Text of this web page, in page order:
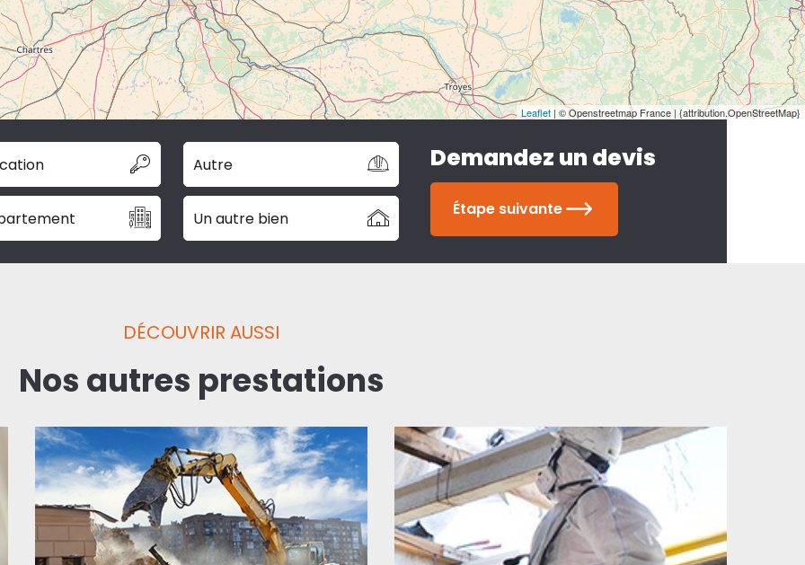
Leaflet | © Openstreetmap France | {attribution.OpenStreetMap}
Autre
Un autre bien
Demandez un devis
Étape suivante
DÉCOUVRIR AUSSI
Nos autres prestations